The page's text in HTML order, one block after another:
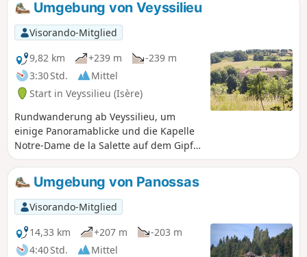
Umgebung von Veyssilieu
Visorando-Mitglied
9,82 km
+239 m
-239 m
3:30 Std.
Mittel
Start in Veyssilieu (Isère)
Rundwanderung ab Veyssilieu, um
einige Panoramablicke und die Kapelle
Notre-Dame de la Salette auf dem Gipfel
des Berges Chatelan zu entdecken.
Hinweis: Diese Rundwanderung folgt
den auf dem großen Plan am
Straßenrand angegebenen Wegen, d.
h.: Cros de Lavan, Les Gorges, Frétignier,
Seuillere, Floutier und zurück nach
Veyssilieu.
Umgebung von Panossas
Visorando-Mitglied
14,33 km
+207 m
-203 m
4:40 Std.
Mittel